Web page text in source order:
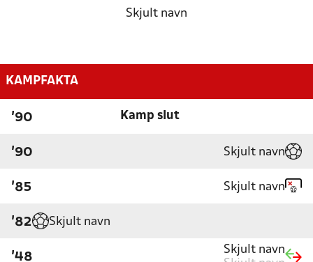
Skjult navn
KAMPFAKTA
'90 Kamp slut
'90 Skjult navn
'85 Skjult navn
'82 Skjult navn
'48
Skjult navn